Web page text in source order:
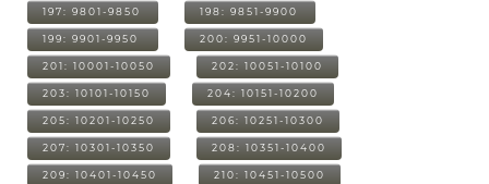
197: 9801-9850 198: 9851-9900
199: 9901-9950 200: 9951-10000
201: 10001-10050 202: 10051-10100
203: 10101-10150 204: 10151-10200
205: 10201-10250 206: 10251-10300
207: 10301-10350 208: 10351-10400
209: 10401-10450 210: 10451-10500